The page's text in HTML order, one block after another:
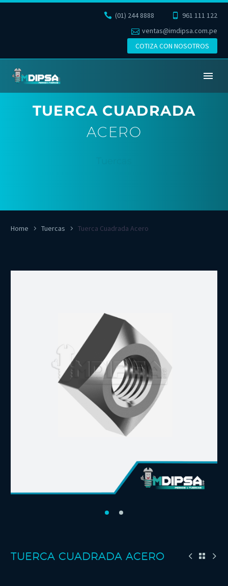
(01) 244 8888
961 111 122
ventas@imdipsa.com.pe
COTIZA CON NOSOTROS
TUERCA CUADRADA
ACERO
Home Tuercas Tuerca Cuadrada Acero
TUERCA CUADRADA ACERO